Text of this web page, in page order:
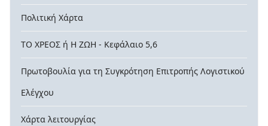
Πολιτική Χάρτα
ΤΟ ΧΡΕΟΣ ή Η ΖΩΗ - Κεφάλαιο 5,6
Πρωτοβουλία για τη Συγκρότηση Επιτροπής Λογιστικού
Ελέγχου
Χάρτα λειτουργίας